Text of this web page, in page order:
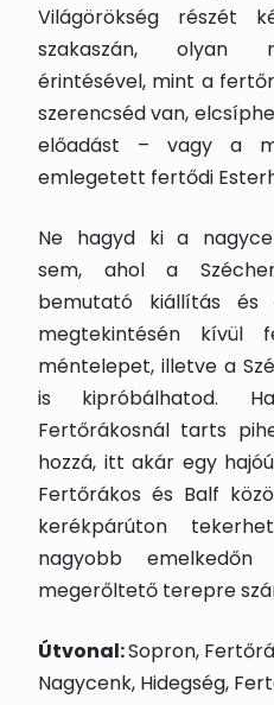
Világörökség részét
szakaszán, olyan
érintésével, mint a
szerencséd van,
előadást – vagy a
emlegetett fertődi
Ne hagyd ki a
sem, ahol a
bemutató kiállítás és
megtekintésén kívül
méntelepet, illetve a
is kipróbálhatod.
Fertőrákosnál tarts
hozzá, itt akár egy
Fertőrákos és Balf
kerékpárúton
nagyobb
megerőltető terepre
Útvonal:Sopron,
Nagycenk, Hidegség,